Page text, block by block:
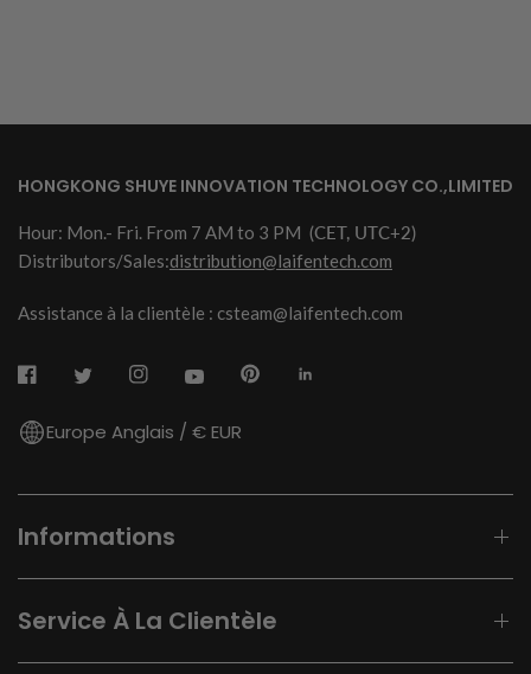
HONGKONG SHUYE INNOVATION TECHNOLOGY CO.,LIMITED
Hour: Mon.- Fri. From 7 AM to 3 PM (CET, UTC+2)
Distributors/Sales:distribution@laifentech.com
Assistance à la clientèle : csteam@laifentech.com
Europe Anglais / € EUR
Informations
Service À La Clientèle